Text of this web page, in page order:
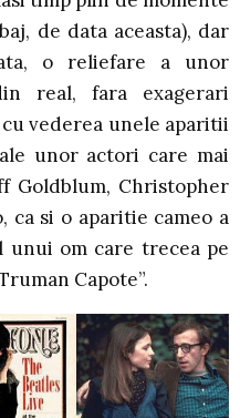
de data aceasta), dar
o reliefare a unor
real, fara exagerari
vederea unele aparitii
unor actori care mai
Goldblum, Christopher
ca si o aparitie cameo a
om care trecea pe
Capote”.